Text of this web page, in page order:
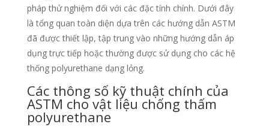
pháp thử nghiệm đối với các đặc tính chính. Dưới đây
là tổng quan toàn diện dựa trên các hướng dẫn ASTM
đã được thiết lập, tập trung vào những hướng dẫn áp
dụng trực tiếp hoặc thường được sử dụng cho các hệ
thống polyurethane dạng lỏng.
Các thông số kỹ thuật chính của
ASTM cho vật liệu chống thấm
polyurethane
Indonesian
German
French
Portuguese (Brazil)
English (South Africa)
Italian